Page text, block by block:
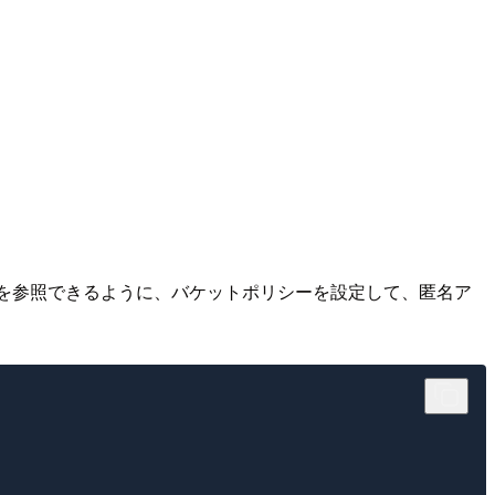
照できるように、バケットポリシーを設定して、匿名ア